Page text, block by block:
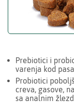
Prebiotici i
varenja kod pasa
Probiotici
creva, gasove,
sa analnim